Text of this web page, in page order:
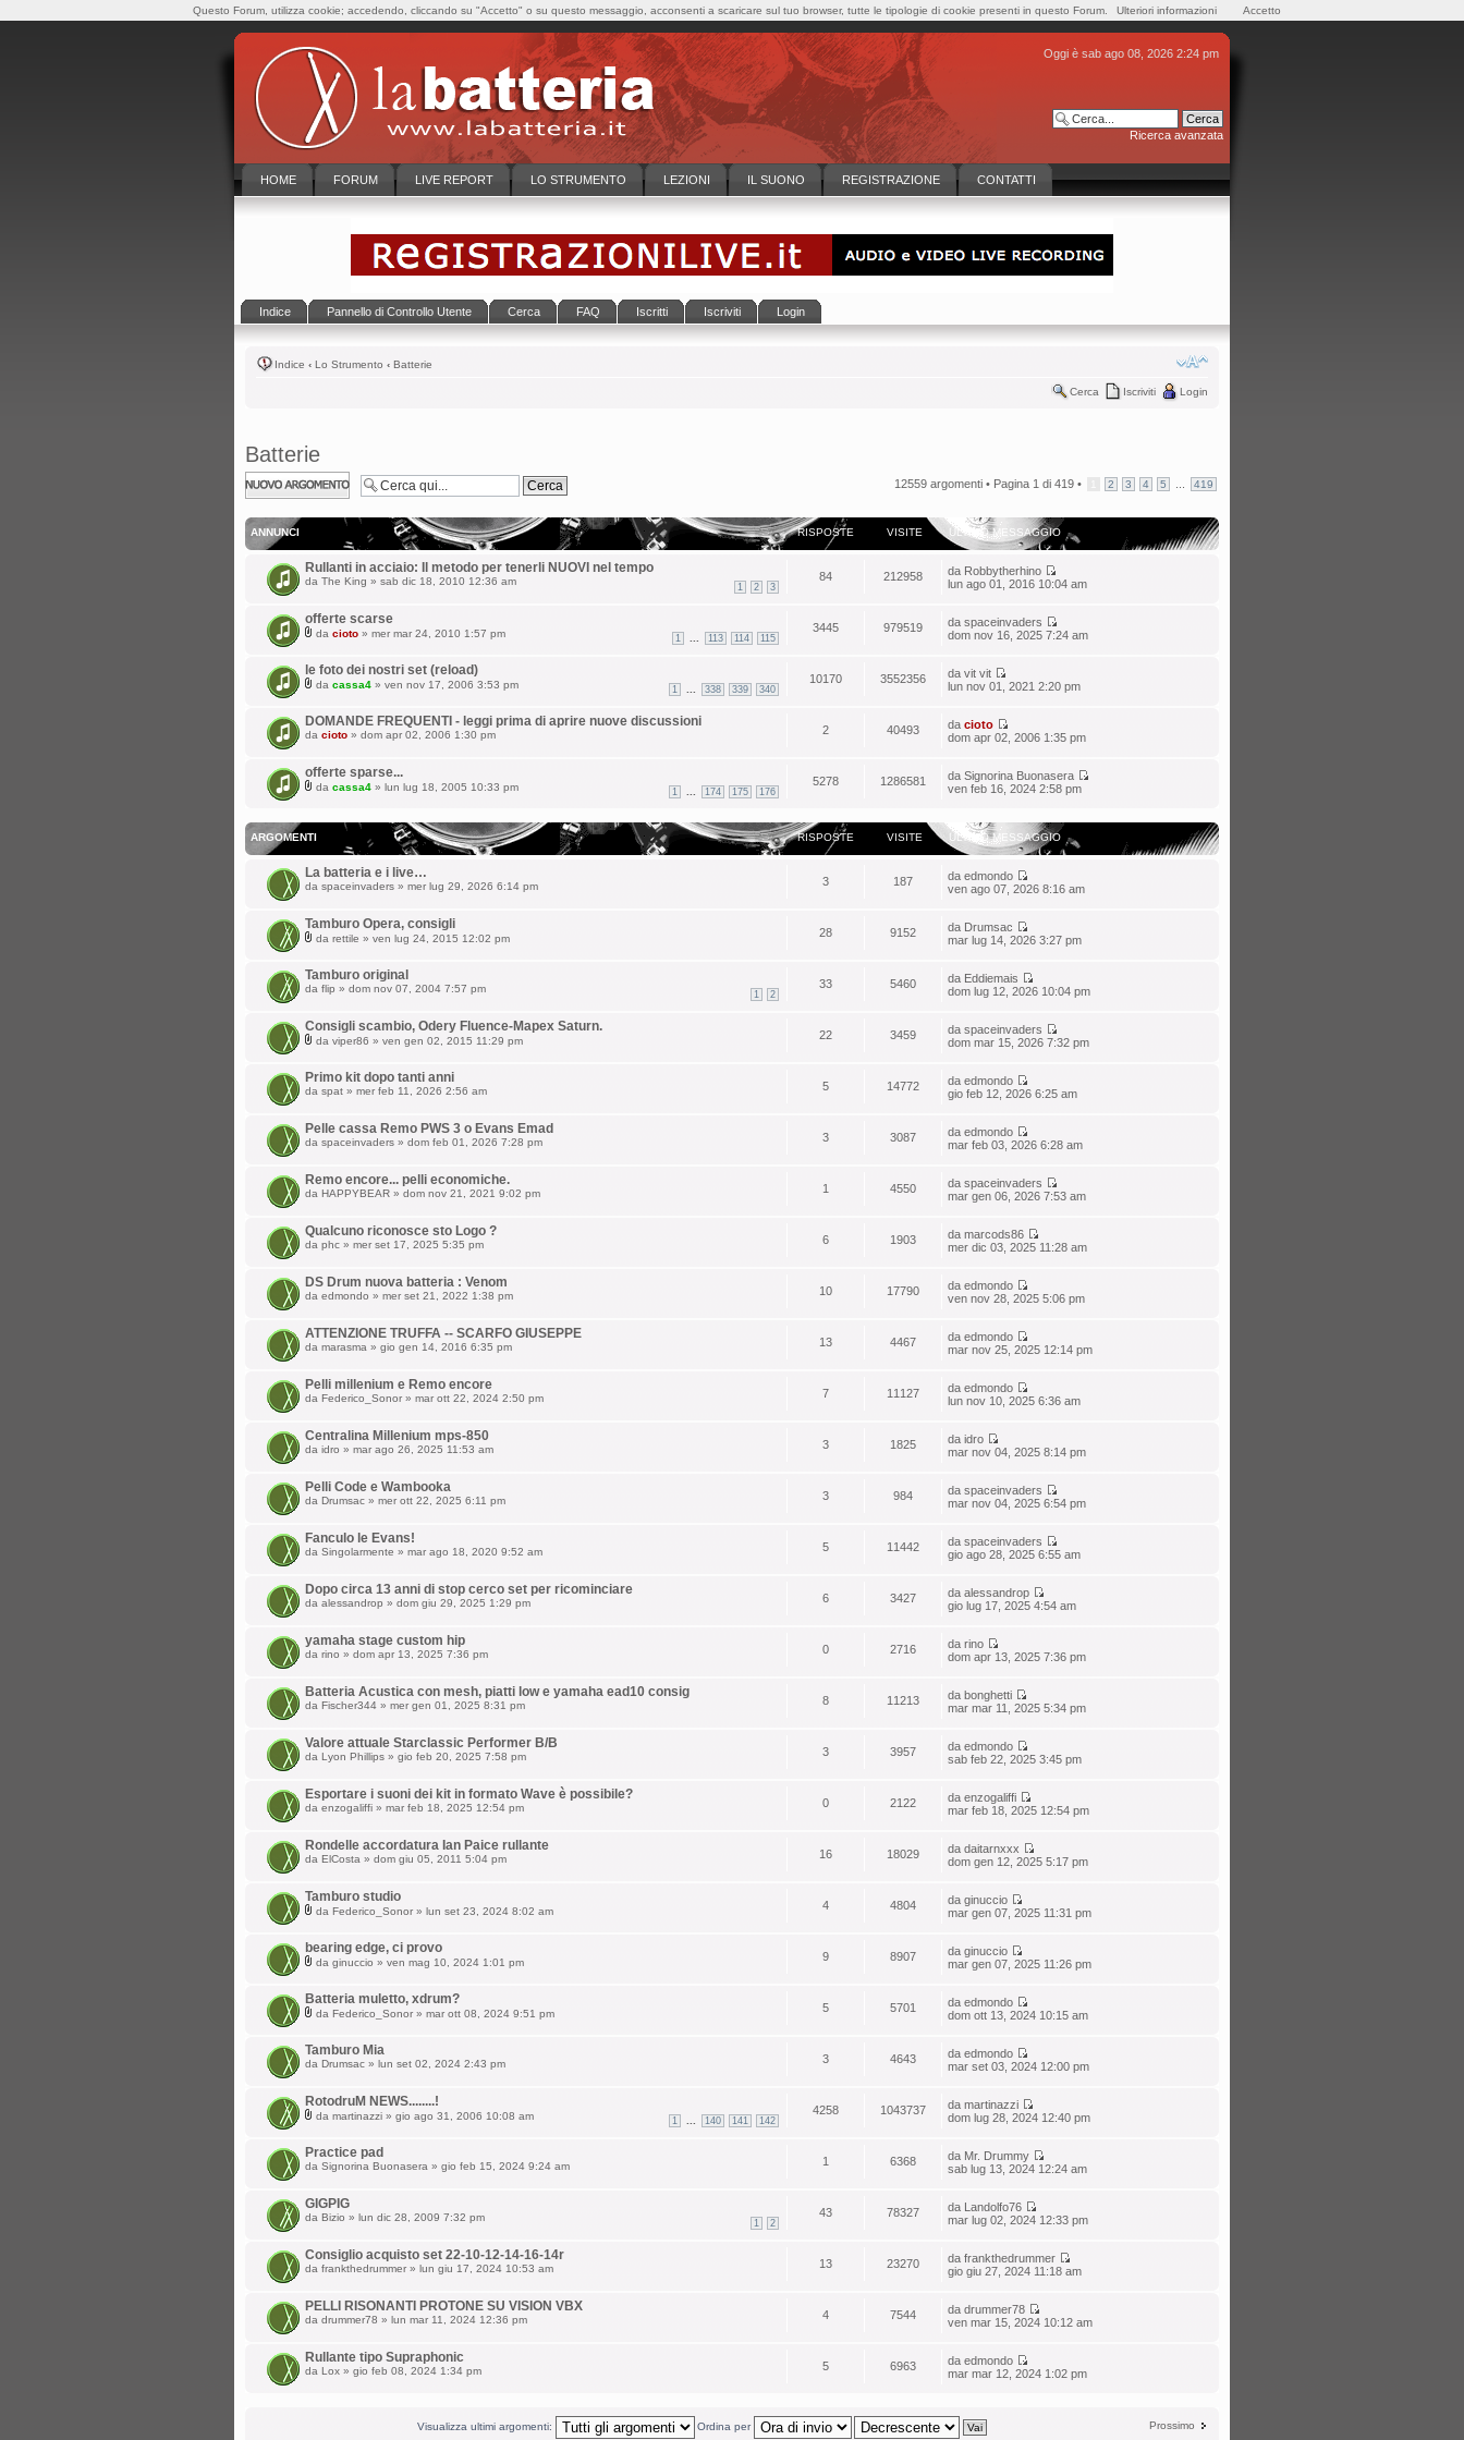
Oggi è sab ago 08, 2026 2:24 pm
Ricerca avanzata
HOME FORUM LIVE REPORT LO STRUMENTO LEZIONI IL SUONO REGISTRAZIONE CONTATTI
Indice Pannello di Controllo Utente Cerca FAQ Iscritti Iscriviti Login
Indice ‹ Lo Strumento ‹ Batterie
Cerca Iscriviti Login
Batterie
Scrivi un nuovo
argomento
12559 argomenti • Pagina 1 di 419 • 2 3 4 5 419
ANNUNCI RISPOSTE VISITE ULTIMO MESSAGGIO
Rullanti in acciaio: Il metodo per tenerli NUOVI nel tempo
1 2 3
da The King » sab dic 18, 2010 12:36 am 84 212958 da Robbytherhino
lun ago 01, 2016 10:04 am
offerte scarse
1 113 114 115
da cioto » mer mar 24, 2010 1:57 pm 3445 979519 da spaceinvaders
dom nov 16, 2025 7:24 am
le foto dei nostri set (reload)
1 338 339 340
da cassa4 » ven nov 17, 2006 3:53 pm 10170 3552356 da vit vit
lun nov 01, 2021 2:20 pm
DOMANDE FREQUENTI - leggi prima di aprire nuove discussioni
da cioto » dom apr 02, 2006 1:30 pm 2 40493 da cioto
dom apr 02, 2006 1:35 pm
offerte sparse...
1 174 175 176
da cassa4 » lun lug 18, 2005 10:33 pm 5278 1286581 da Signorina Buonasera
ven feb 16, 2024 2:58 pm
ARGOMENTI RISPOSTE VISITE ULTIMO MESSAGGIO
La batteria e i live…
da spaceinvaders » mer lug 29, 2026 6:14 pm 3 187 da edmondo
ven ago 07, 2026 8:16 am
Tamburo Opera, consigli
da rettile » ven lug 24, 2015 12:02 pm 28 9152 da Drumsac
mar lug 14, 2026 3:27 pm
Tamburo original
1 2
da flip » dom nov 07, 2004 7:57 pm 33 5460 da Eddiemais
dom lug 12, 2026 10:04 pm
Consigli scambio, Odery Fluence-Mapex Saturn.
da viper86 » ven gen 02, 2015 11:29 pm 22 3459 da spaceinvaders
dom mar 15, 2026 7:32 pm
Primo kit dopo tanti anni
da spat » mer feb 11, 2026 2:56 am 5 14772 da edmondo
gio feb 12, 2026 6:25 am
Pelle cassa Remo PWS 3 o Evans Emad
da spaceinvaders » dom feb 01, 2026 7:28 pm 3 3087 da edmondo
mar feb 03, 2026 6:28 am
Remo encore... pelli economiche.
da HAPPYBEAR » dom nov 21, 2021 9:02 pm 1 4550 da spaceinvaders
mar gen 06, 2026 7:53 am
Qualcuno riconosce sto Logo ?
da phc » mer set 17, 2025 5:35 pm 6 1903 da marcods86
mer dic 03, 2025 11:28 am
DS Drum nuova batteria : Venom
da edmondo » mer set 21, 2022 1:38 pm 10 17790 da edmondo
ven nov 28, 2025 5:06 pm
ATTENZIONE TRUFFA -- SCARFO GIUSEPPE
da marasma » gio gen 14, 2016 6:35 pm 13 4467 da edmondo
mar nov 25, 2025 12:14 pm
Pelli millenium e Remo encore
da Federico_Sonor » mar ott 22, 2024 2:50 pm 7 11127 da edmondo
lun nov 10, 2025 6:36 am
Centralina Millenium mps-850
da idro » mar ago 26, 2025 11:53 am 3 1825 da idro
mar nov 04, 2025 8:14 pm
Pelli Code e Wambooka
da Drumsac » mer ott 22, 2025 6:11 pm 3 984 da spaceinvaders
mar nov 04, 2025 6:54 pm
Fanculo le Evans!
da Singolarmente » mar ago 18, 2020 9:52 am 5 11442 da spaceinvaders
gio ago 28, 2025 6:55 am
Dopo circa 13 anni di stop cerco set per ricominciare
da alessandrop » dom giu 29, 2025 1:29 pm 6 3427 da alessandrop
gio lug 17, 2025 4:54 am
yamaha stage custom hip
da rino » dom apr 13, 2025 7:36 pm 0 2716 da rino
dom apr 13, 2025 7:36 pm
Batteria Acustica con mesh, piatti low e yamaha ead10 consig
da Fischer344 » mer gen 01, 2025 8:31 pm 8 11213 da bonghetti
mar mar 11, 2025 5:34 pm
Valore attuale Starclassic Performer B/B
da Lyon Phillips » gio feb 20, 2025 7:58 pm 3 3957 da edmondo
sab feb 22, 2025 3:45 pm
Esportare i suoni dei kit in formato Wave è possibile?
da enzogaliffi » mar feb 18, 2025 12:54 pm 0 2122 da enzogaliffi
mar feb 18, 2025 12:54 pm
Rondelle accordatura Ian Paice rullante
da ElCosta » dom giu 05, 2011 5:04 pm 16 18029 da daitarnxxx
dom gen 12, 2025 5:17 pm
Tamburo studio
da Federico_Sonor » lun set 23, 2024 8:02 am 4 4804 da ginuccio
mar gen 07, 2025 11:31 pm
bearing edge, ci provo
da ginuccio » ven mag 10, 2024 1:01 pm 9 8907 da ginuccio
mar gen 07, 2025 11:26 pm
Batteria muletto, xdrum?
da Federico_Sonor » mar ott 08, 2024 9:51 pm 5 5701 da edmondo
dom ott 13, 2024 10:15 am
Tamburo Mia
da Drumsac » lun set 02, 2024 2:43 pm 3 4643 da edmondo
mar set 03, 2024 12:00 pm
RotodruM NEWS........!
1 140 141 142
da martinazzi » gio ago 31, 2006 10:08 am 4258 1043737 da martinazzi
dom lug 28, 2024 12:40 pm
Practice pad
da Signorina Buonasera » gio feb 15, 2024 9:24 am 1 6368 da Mr. Drummy
sab lug 13, 2024 12:24 am
GIGPIG
1 2
da Bizio » lun dic 28, 2009 7:32 pm 43 78327 da Landolfo76
mar lug 02, 2024 12:33 pm
Consiglio acquisto set 22-10-12-14-16-14r
da frankthedrummer » lun giu 17, 2024 10:53 am 13 23270 da frankthedrummer
gio giu 27, 2024 11:18 am
PELLI RISONANTI PROTONE SU VISION VBX
da drummer78 » lun mar 11, 2024 12:36 pm 4 7544 da drummer78
ven mar 15, 2024 10:12 am
Rullante tipo Supraphonic
da Lox » gio feb 08, 2024 1:34 pm 5 6963 da edmondo
mar mar 12, 2024 1:02 pm
Prossimo
Visualizza ultimi argomenti: Ordina per
Questo Forum, utilizza cookie; accedendo, cliccando su "Accetto" o su questo messaggio, acconsenti a scaricare sul tuo browser, tutte le tipologie di cookie presenti in questo Forum. Ulteriori informazioni Accetto